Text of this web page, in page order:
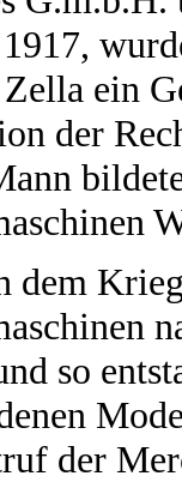
ein
der
dem
so
der